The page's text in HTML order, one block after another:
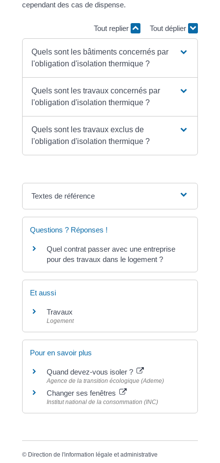
cependant des cas de dispense.
Tout replier Tout déplier
Quels sont les bâtiments concernés par
l'obligation d'isolation thermique ?
Quels sont les travaux concernés par
l'obligation d'isolation thermique ?
Quels sont les travaux exclus de
l'obligation d'isolation thermique ?
Textes de référence
Questions ? Réponses !
Quel contrat passer avec une entreprise
pour des travaux dans le logement ?
Et aussi
Travaux
Logement
Pour en savoir plus
Quand devez-vous isoler ?
Agence de la transition écologique (Ademe)
Changer ses fenêtres
Institut national de la consommation (INC)
© Direction de l'information légale et administrative